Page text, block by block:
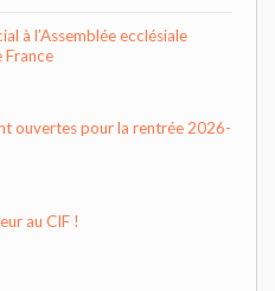
à l’Assemblée ecclésiale
France
ouvertes pour la rentrée 2026-
au CIF !